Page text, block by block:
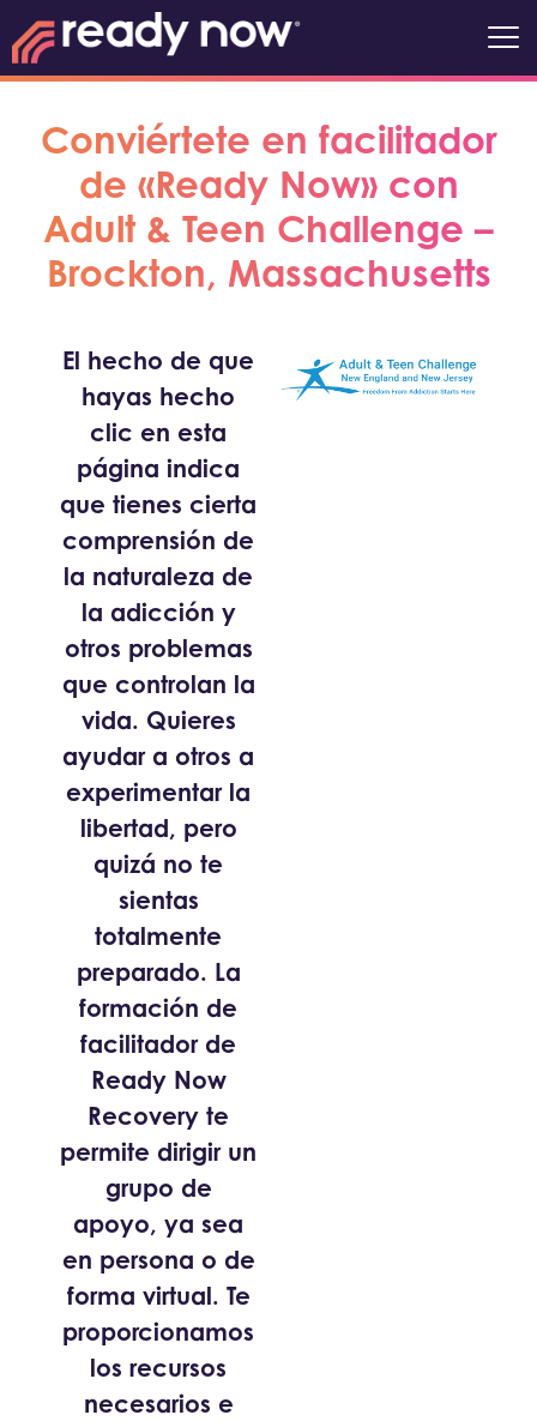
Conviértete en facilitador
de «Ready Now» con
Adult & Teen Challenge –
Brockton, Massachusetts
El hecho de que
hayas hecho
clic en esta
página indica
que tienes cierta
comprensión de
la naturaleza de
la adicción y
otros problemas
que controlan la
vida. Quieres
ayudar a otros a
experimentar la
libertad, pero
quizá no te
sientas
totalmente
preparado. La
formación de
facilitador de
Ready Now
Recovery te
permite dirigir un
grupo de
apoyo, ya sea
en persona o de
forma virtual. Te
proporcionamos
los recursos
necesarios e